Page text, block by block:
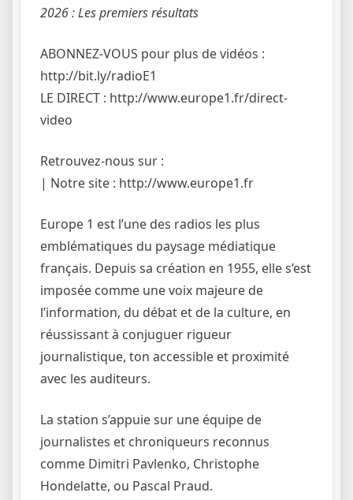
2026 : Les premiers résultats
ABONNEZ-VOUS pour plus de vidéos :
http://bit.ly/radioE1
LE DIRECT : http://www.europe1.fr/direct-
video
Retrouvez-nous sur :
| Notre site : http://www.europe1.fr
Europe 1 est l’une des radios les plus
emblématiques du paysage médiatique
français. Depuis sa création en 1955, elle s’est
imposée comme une voix majeure de
l’information, du débat et de la culture, en
réussissant à conjuguer rigueur
journalistique, ton accessible et proximité
avec les auditeurs.
La station s’appuie sur une équipe de
journalistes et chroniqueurs reconnus
comme Dimitri Pavlenko, Christophe
Hondelatte, ou Pascal Praud.